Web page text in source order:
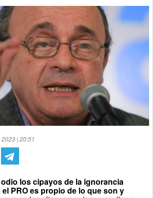
| 20:51
los cipayos de la ignorancia
PRO es propio de lo que son y